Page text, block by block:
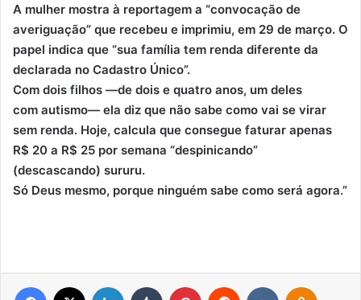
A mulher mostra à reportagem a “convocação de
averiguação” que recebeu e imprimiu, em 29 de março. O
papel indica que “sua família tem renda diferente da
declarada no Cadastro Único”.
Com dois filhos —de dois e quatro anos, um deles
com autismo— ela diz que não sabe como vai se virar
sem renda. Hoje, calcula que consegue faturar apenas
R$ 20 a R$ 25 por semana “despinicando”
(descascando) sururu.
Só Deus mesmo, porque ninguém sabe como será agora.”
Facebook Linkedin Tumblr Pinterest Reddit